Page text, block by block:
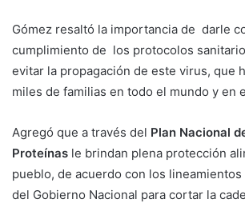
Gómez resaltó la importancia de darle
cumplimiento de los protocolos
evitar la propagación de este virus, que
miles de familias en todo el mundo y en
Agregó que a través del Plan Nacional
Proteínas le brindan plena protección
pueblo, de acuerdo con los lineamientos
del Gobierno Nacional para cortar la